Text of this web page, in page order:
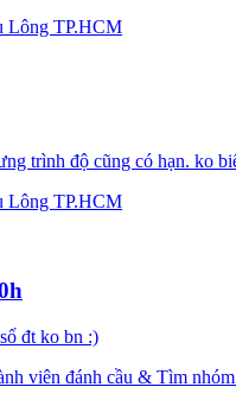
Lông TP.HCM
trình độ cũng có hạn. ko
Lông TP.HCM
đt ko bn :)
viên đánh cầu & Tìm